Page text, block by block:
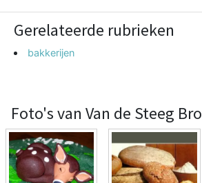
Gerelateerde rubrieken
bakkerijen
Foto's van Van de Steeg